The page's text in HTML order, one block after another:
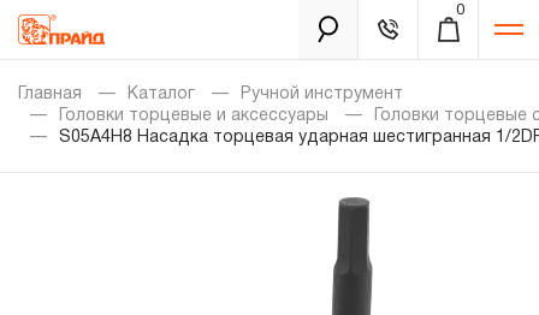
0
Каталог
Золотая лихорадка
Главная Каталог
Ручной инструмент
Головки торцевые и аксессуары
Головки торцевые
S05A4H8 Насадка торцевая ударная шестигранная 1/